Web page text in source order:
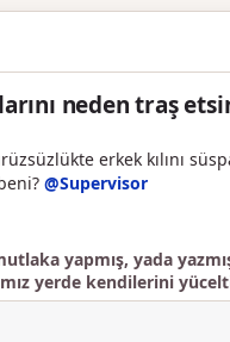
neden traş
erkek kılını
@Supervisor
yapmış, yada
yerde kendilerini